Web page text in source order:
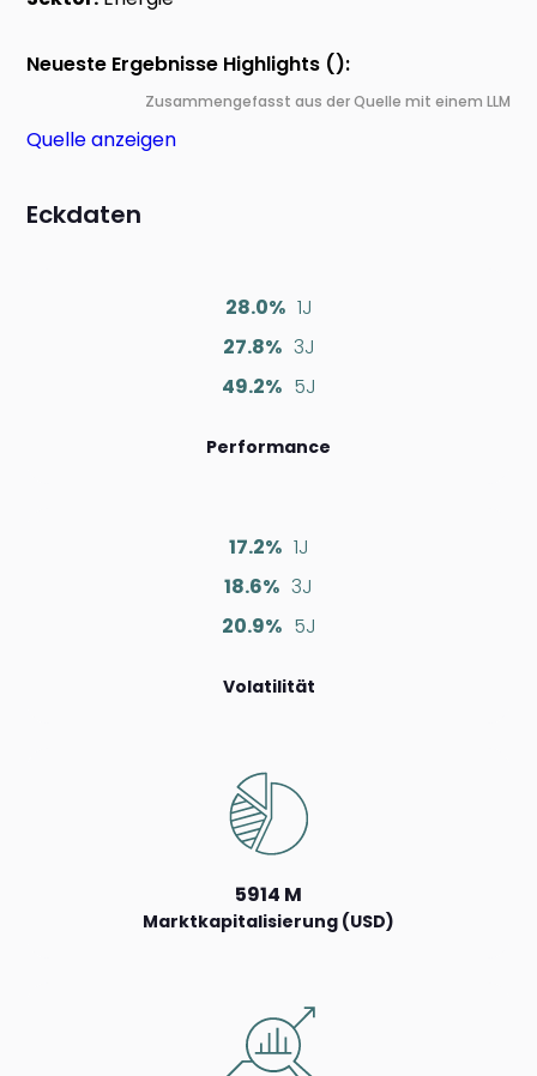
Neueste Ergebnisse Highlights ():
Zusammengefasst aus der Quelle mit einem LLM
Quelle anzeigen
Eckdaten
28.0% 1J
27.8% 3J
49.2% 5J
Performance
17.2% 1J
18.6% 3J
20.9% 5J
Volatilität
5914 M
Marktkapitalisierung (USD)